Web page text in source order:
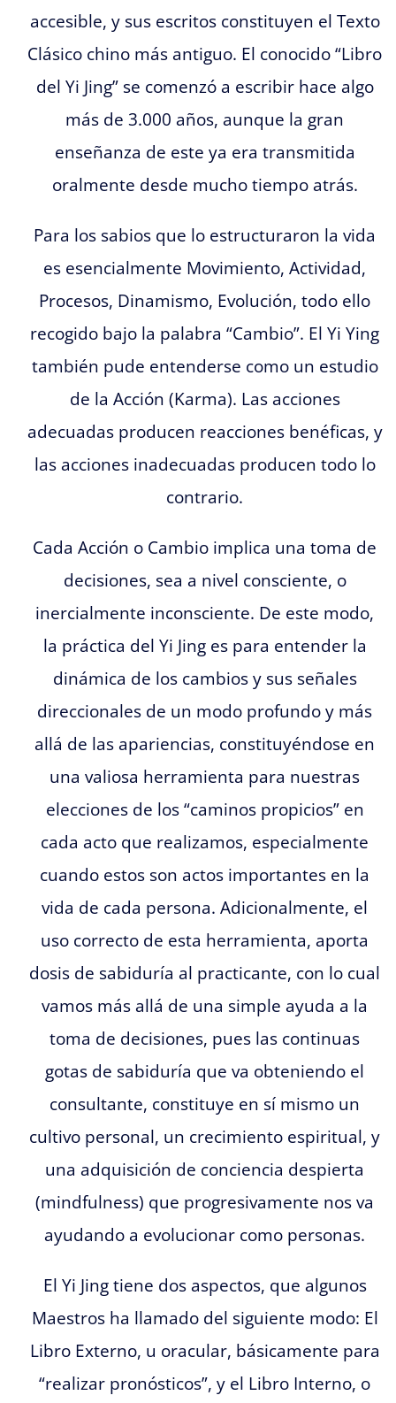
accesible, y sus escritos constituyen el Texto
Clásico chino más antiguo. El conocido “Libro
del Yi Jing” se comenzó a escribir hace algo
más de 3.000 años, aunque la gran
enseñanza de este ya era transmitida
oralmente desde mucho tiempo atrás.
Para los sabios que lo estructuraron la vida
es esencialmente Movimiento, Actividad,
Procesos, Dinamismo, Evolución, todo ello
recogido bajo la palabra “Cambio”. El Yi Ying
también pude entenderse como un estudio
de la Acción (Karma). Las acciones
adecuadas producen reacciones benéficas, y
las acciones inadecuadas producen todo lo
contrario.
Cada Acción o Cambio implica una toma de
decisiones, sea a nivel consciente, o
inercialmente inconsciente. De este modo,
la práctica del Yi Jing es para entender la
dinámica de los cambios y sus señales
direccionales de un modo profundo y más
allá de las apariencias, constituyéndose en
una valiosa herramienta para nuestras
elecciones de los “caminos propicios” en
cada acto que realizamos, especialmente
cuando estos son actos importantes en la
vida de cada persona. Adicionalmente, el
uso correcto de esta herramienta, aporta
dosis de sabiduría al practicante, con lo cual
vamos más allá de una simple ayuda a la
toma de decisiones, pues las continuas
gotas de sabiduría que va obteniendo el
consultante, constituye en sí mismo un
cultivo personal, un crecimiento espiritual, y
una adquisición de conciencia despierta
(mindfulness) que progresivamente nos va
ayudando a evolucionar como personas.
El Yi Jing tiene dos aspectos, que algunos
Maestros ha llamado del siguiente modo: El
Libro Externo, u oracular, básicamente para
“realizar pronósticos”, y el Libro Interno, o